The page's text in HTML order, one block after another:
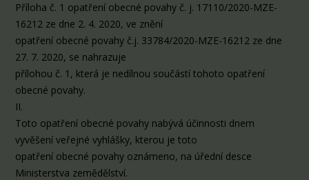
Příloha č. 1 opatření obecné povahy č. j. 17110/2020-MZE-
16212 ze dne 2. 4. 2020, ve znění
opatření obecné povahy č.j. 33784/2020-MZE-16212 ze dne
27. 7. 2020, se nahrazuje
přílohou č. 1, která je nedílnou součástí tohoto opatření
obecné povahy.
II.
Toto opatření obecné povahy nabývá účinnosti dnem
vyvěšení veřejné vyhlášky, kterou je toto
opatření obecné povahy oznámeno, na úřední desce
Ministerstva zemědělství.